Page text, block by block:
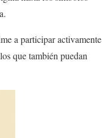
a participar activamente
que también puedan